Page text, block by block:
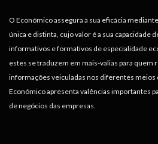
O Económico assegura a sua eficácia
única e distinta, cujo valor é a sua capacidade
informativos e formativos de especialidade
estes se traduzem em mais-valias para quem
informações veiculadas nos diferentes meios
Económico apresenta valências importantes
de negócios das empresas.